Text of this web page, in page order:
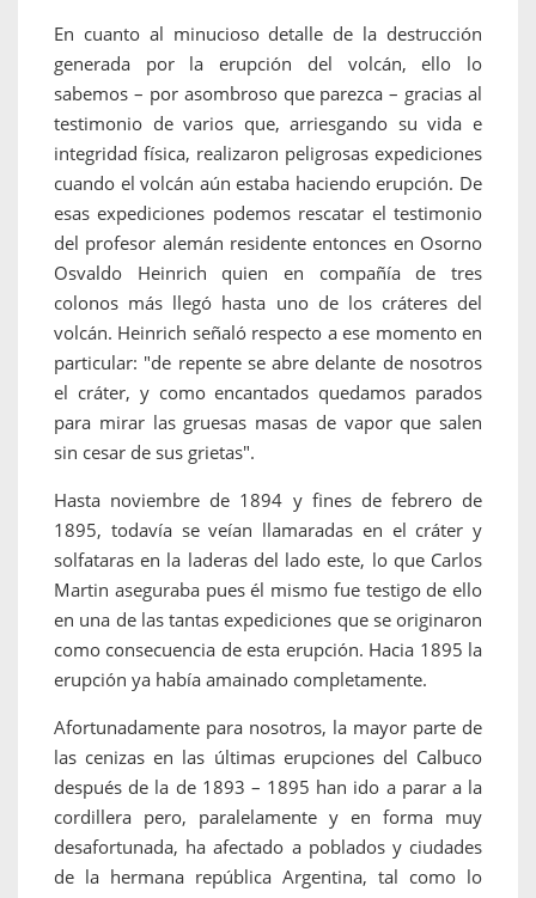
En cuanto al minucioso detalle de la destrucción
generada por la erupción del volcán, ello lo
sabemos – por asombroso que parezca – gracias al
testimonio de varios que, arriesgando su vida e
integridad física, realizaron peligrosas expediciones
cuando el volcán aún estaba haciendo erupción. De
esas expediciones podemos rescatar el testimonio
del profesor alemán residente entonces en Osorno
Osvaldo Heinrich quien en compañía de tres
colonos más llegó hasta uno de los cráteres del
volcán. Heinrich señaló respecto a ese momento en
particular: "de repente se abre delante de nosotros
el cráter, y como encantados quedamos parados
para mirar las gruesas masas de vapor que salen
sin cesar de sus grietas".
Hasta noviembre de 1894 y fines de febrero de
1895, todavía se veían llamaradas en el cráter y
solfataras en la laderas del lado este, lo que Carlos
Martin aseguraba pues él mismo fue testigo de ello
en una de las tantas expediciones que se originaron
como consecuencia de esta erupción. Hacia 1895 la
erupción ya había amainado completamente.
Afortunadamente para nosotros, la mayor parte de
las cenizas en las últimas erupciones del Calbuco
después de la de 1893 – 1895 han ido a parar a la
cordillera pero, paralelamente y en forma muy
desafortunada, ha afectado a poblados y ciudades
de la hermana república Argentina, tal como lo